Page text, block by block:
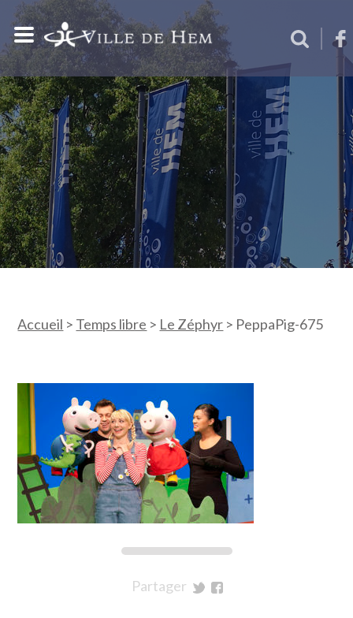
Accueil > Temps libre > Le Zéphyr > PeppaPig-675
Partager